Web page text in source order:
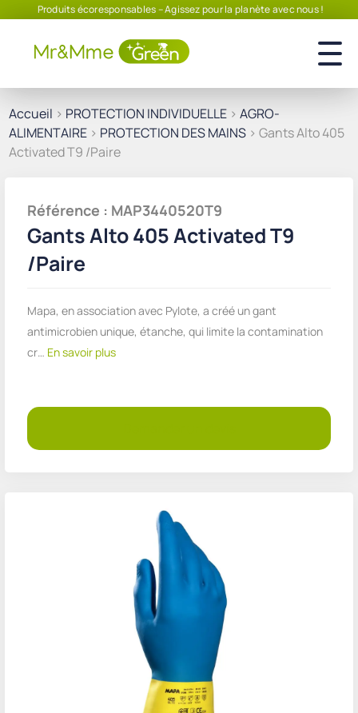
Produits écoresponsables – Agissez pour la planète avec nous !
Accueil > PROTECTION INDIVIDUELLE > AGRO-
ALIMENTAIRE > PROTECTION DES MAINS > Gants Alto 405
Activated T9 /Paire
Référence : MAP3440520T9
Gants Alto 405 Activated T9
/Paire
Mapa, en association avec Pylote, a créé un gant
antimicrobien unique, étanche, qui limite la contamination
cr… En savoir plus